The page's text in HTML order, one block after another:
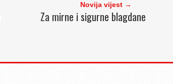
Novija vijest →
Za mirne i sigurne blagdane